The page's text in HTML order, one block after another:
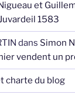
et
1583
dans Simon
vendent un
charte du blog